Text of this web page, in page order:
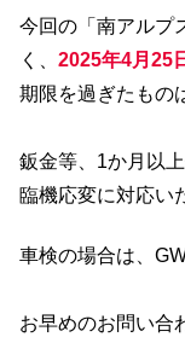
今回の「南アルプ
く、 2025年4月25
期限を過ぎたもの
鈑金等、1か月以
臨機応変に対応い
車検の場合は、
お早めのお問い合